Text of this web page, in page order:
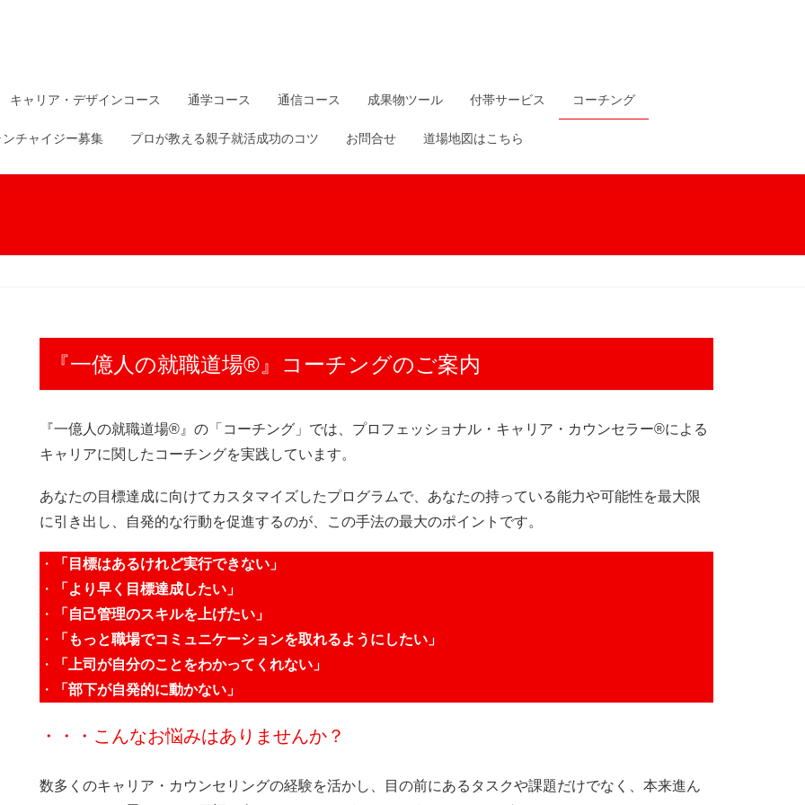
キャリア・デザインコース 通学コース 通信コース 成果物ツール 付帯サービス コーチング
ンチャイジー募集 プロが教える親子就活成功のコツ お問合せ 道場地図はこちら
『一億人の就職道場®』コーチングのご案内
『一億人の就職道場®』の「コーチング」では、プロフェッショナル・キャリア・カウンセラー®による
キャリアに関したコーチングを実践しています。
あなたの目標達成に向けてカスタマイズしたプログラムで、あなたの持っている能力や可能性を最大限
に引き出し、自発的な行動を促進するのが、この手法の最大のポイントです。
・
「目標はあるけれど実行できない」
・
「より早く目標達成したい」
・
「自己管理のスキルを上げたい」
・
「もっと職場でコミュニケーションを取れるようにしたい」
・
「上司が自分のことをわかってくれない」
・
「部下が自発的に動かない」
・・・こんなお悩みはありませんか？
数多くのキャリア・カウンセリングの経験を活かし、目の前にあるタスクや課題だけでなく、本来進ん